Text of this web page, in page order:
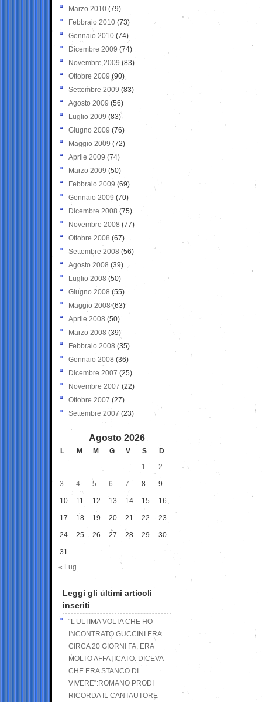
Marzo 2010 (79)
Febbraio 2010 (73)
Gennaio 2010 (74)
Dicembre 2009 (74)
Novembre 2009 (83)
Ottobre 2009 (90)
Settembre 2009 (83)
Agosto 2009 (56)
Luglio 2009 (83)
Giugno 2009 (76)
Maggio 2009 (72)
Aprile 2009 (74)
Marzo 2009 (50)
Febbraio 2009 (69)
Gennaio 2009 (70)
Dicembre 2008 (75)
Novembre 2008 (77)
Ottobre 2008 (67)
Settembre 2008 (56)
Agosto 2008 (39)
Luglio 2008 (50)
Giugno 2008 (55)
Maggio 2008(63)
Aprile 2008 (50)
Marzo 2008 (39)
Febbraio 2008 (35)
Gennaio 2008 (36)
Dicembre 2007 (25)
Novembre 2007 (22)
Ottobre 2007 (27)
Settembre 2007 (23)
Agosto 2026
L M M G V S
D
1
2
3 4 5 6 7 8 9
10 11 12 13 14 15 16
17 18 19 20 21 22 23
24 25 26 27 28 29 30
31
« Lug
Leggi gli ultimi articoli
inseriti
“L’ULTIMA VOLTA CHE HO
INCONTRATO GUCCINI ERA
CIRCA 20 GIORNI FA, ERA
MOLTO AFFATICATO. DICEVA
CHE ERA STANCO DI
VIVERE”:ROMANO PRODI
RICORDA IL CANTAUTORE